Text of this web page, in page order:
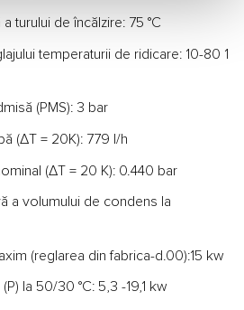
turului de încălzire: 75 °C
temperaturii de ridicare: 10-80 1
(PMS): 3 bar
(ΔT = 20K): 779 l/h
(ΔT = 20 K): 0.440 bar
a volumului de condens la
(reglarea din fabrica-d.00):15 kw
la 50/30 °C: 5,3 -19,1 kw